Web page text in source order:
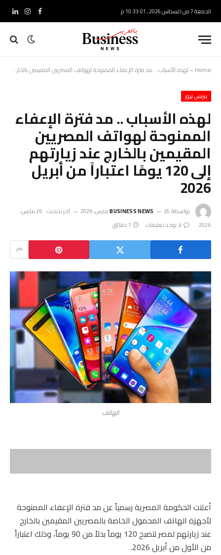
الجمعة 7 من اغسطس 2026 , 10:33:02 م فيسبوكالانستغرام
Home
» لهذه الأسباب .. مد فترة الإعفاء الممنوحة لهواتف المصريين المقيمين بالخارج عند زيارتهم إلى 120 يومًا اعتباراً من أبريل 2026
بيزنس نيوز
لهذه الأسباب .. مد فترة الإعفاء
الممنوحة لهواتف المصريين
المقيمين بالخارج عند زيارتهم
إلى 120 يومًا اعتباراً من أبريل
2026
بواسطة BUSINESS NEWS 26 مارس، 2026 آخر تحديث:
26 مارس،
2026
لا توجد تعليقات 1 دقائق
الهاتف
أعلنت الحكومة المصرية رسمياً عن مد فترة الإعفاء الممنوحة
لأجهزة الهاتف المحمول الخاصة بالمصريين المقيمين بالخارج
عند زيارتهم لمصر لتصبح 120 يوماً بدلاً من 90 يوماً، وذلك اعتباراً
من الأول من أبريل 2026.